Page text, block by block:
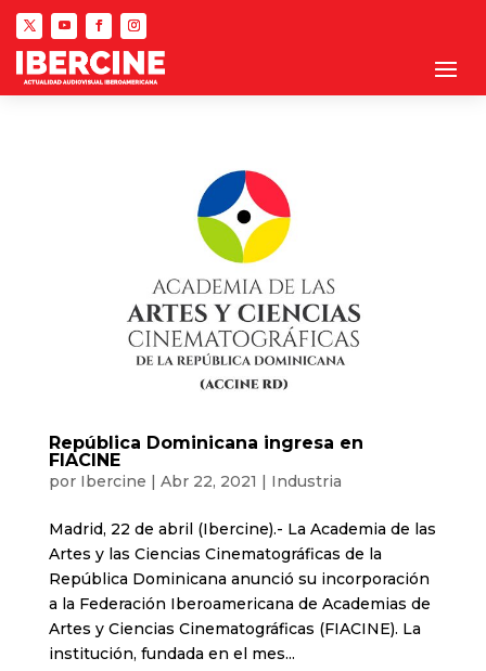
República Dominicana ingresa en
FIACINE
por Ibercine | Abr 22, 2021 | Industria
Madrid, 22 de abril (Ibercine).- La Academia de las
Artes y las Ciencias Cinematográficas de la
República Dominicana anunció su incorporación
a la Federación Iberoamericana de Academias de
Artes y Ciencias Cinematográficas (FIACINE). La
institución, fundada en el mes...